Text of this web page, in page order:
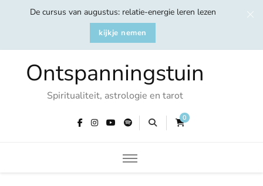
De cursus van augustus: relatie-energie leren lezen
kijkje nemen
Ontspanningstuin
Spiritualiteit, astrologie en tarot
0